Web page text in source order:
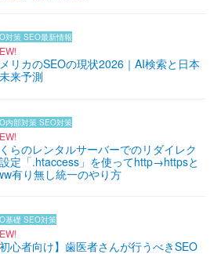
対策 SEO最新情報
リカのSEOの現状2026｜AI検索と日本
来予測
内部対策 SEO対策
らのレンタルサーバーでのリダイレク
設定「.htaccess」を使ってhttp→httpsと
有り無し統一のやり方
基礎 SEO対策
初心者向け】歯医者さんが行うべきSEO